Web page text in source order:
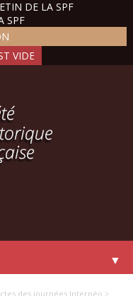
DE LA SPF
SPF
▼
des journées Internéo >